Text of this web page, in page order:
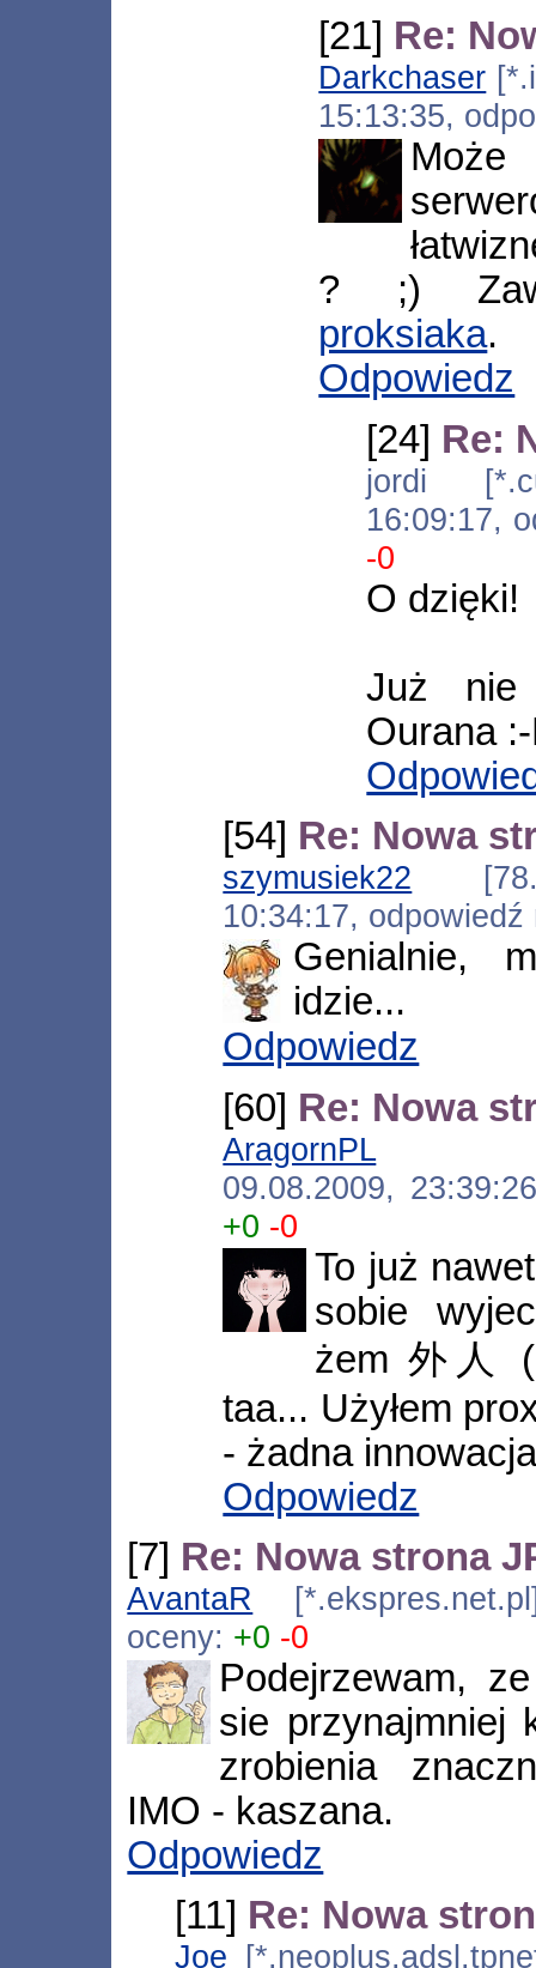
[21] Re:
Darkchaser
15:13:35,
? ;)
proksiaka.
Odpowiedz
[24] Re:
jordi
16:09:17,
-0
O dzięki!
Już nie
Ourana
[54] Re: Nowa
szymusiek22
10:34:17,
Genialnie,
idzie...
Odpowiedz
[60] Re: Nowa
AragornPL[*.w80-
09.08.2009,
+0 -0
To już
sobie
żem 外人
taa... Użyłem
- żadna
Odpowiedz
[7] Re: Nowa strona
AvantaR
oceny: +0 -0
Podejrzewam,
sie przynajmniej
zrobienia
IMO - kaszana.
Odpowiedz
[11] Re: Nowa
Joe